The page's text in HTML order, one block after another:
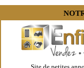
- Entreprise de rénovation
- Entreprise de rénovation
- Entreprise de rénovation
- Entreprise de rénovation
- Entreprise de rénovation
- Entreprise de rénovation
- Entreprise de rénovation
- Entreprise de rénovation